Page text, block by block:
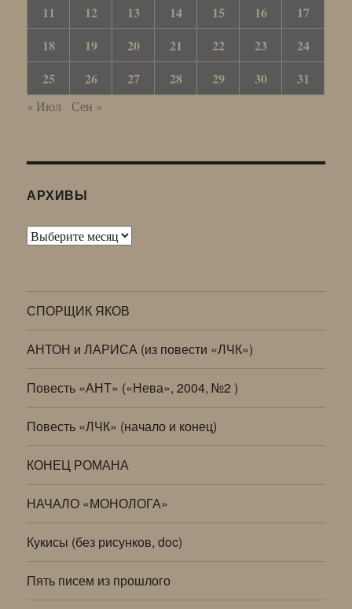
11
12 13 14 15 16
17
18
19 20 21 22 23
24
25
26 27 28 29 30 31
« Июл Сен »
АРХИВЫ
Архивы
СПОРЩИК ЯКОВ
АНТОН и ЛАРИСА (из повести «ЛЧК»)
Повесть «АНТ» («Нева», 2004, №2 )
Повесть «ЛЧК» (начало и конец)
КОНЕЦ РОМАНА
НАЧАЛО «МОНОЛОГА»
Кукисы (без рисунков, doc)
Пять писем из прошлого